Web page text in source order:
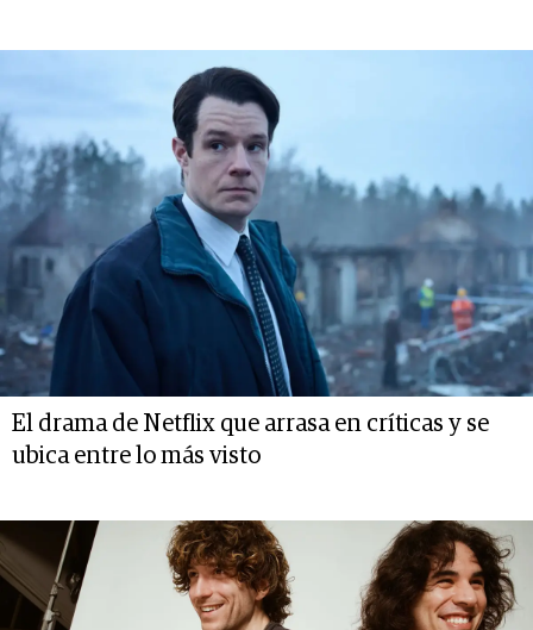
El drama de Netflix que arrasa en críticas y se
ubica entre lo más visto